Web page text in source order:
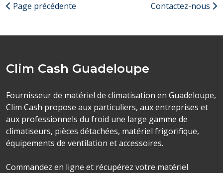
Page précédente Contactez-nous
Clim Cash Guadeloupe
Fournisseur de matériel de climatisation en Guadeloupe,
Clim Cash propose aux particuliers, aux entreprises et
aux professionnels du froid une large gamme de
climatiseurs, pièces détachées, matériel frigorifique,
équipements de ventilation et accessoires.
Commandez en ligne et récupérez votre matériel